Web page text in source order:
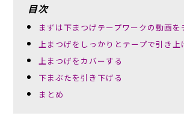
目次
まずは下まつげテープワークの動画を
上まつげをしっかりとテープで引き上
上まつげをカバーする
下まぶたを引き下げる
まとめ